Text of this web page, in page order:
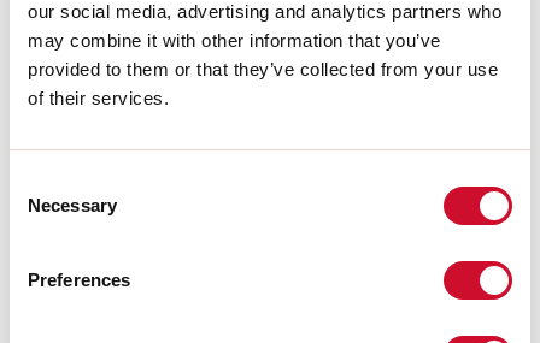
our social media, advertising and analytics partners who
may combine it with other information that you’ve
provided to them or that they’ve collected from your use
of their services.
Selection
Necessary
Preferences
Puissance réelle luminaire:
320W
IP:
20
Classe d’isolation:
II
SELV:
Sì